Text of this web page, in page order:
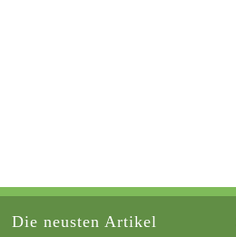
Die neusten Artikel